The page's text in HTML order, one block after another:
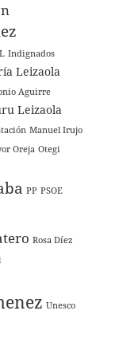
Indignados
Leizaola
Aguirre
Leizaola
Manuel Irujo
Oreja Otegi
PP PSOE
Rosa Díez
Unesco